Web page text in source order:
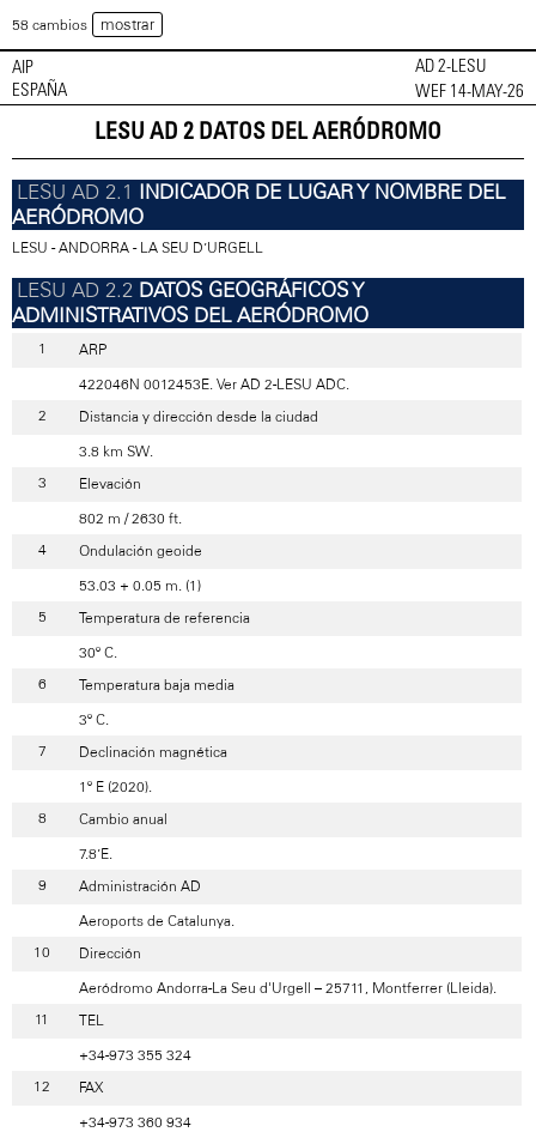
58 cambios mostrar
AIP
ESPAÑA
AD 2-LESU
WEF 14-MAY-26
LESU AD 2 DATOS DEL AERÓDROMO
INDICADOR DE LUGARY NOMBRE DEL
AERÓDROMO
LESU - ANDORRA - LA SEU D’URGELL
DATOS GEOGRÁFICOS Y
ADMINISTRATIVOS DEL AERÓDROMO
ARP
422046N 0012453E. Ver AD 2-LESU ADC.
Distancia y dirección desde la ciudad
3.8 km SW.
Elevación
802 m / 2630 ft.
Ondulación geoide
53.03 + 0.05 m. (1)
Temperatura de referencia
30º C.
Temperatura baja media
3º C.
Declinación magnética
1º E (2020).
Cambio anual
7.8’E.
Administración AD
Aeroports de Catalunya.
Dirección
Aeródromo Andorra-La Seu d'Urgell – 25711, Montferrer (Lleida).
TEL
+34-973 355 324
FAX
+34-973 360 934